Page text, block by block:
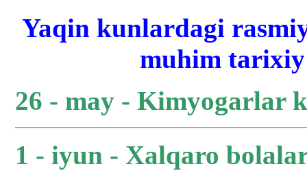
Yaqin kunlardagi
muhim
26 - may - Kimyogarlar
1 - iyun - Xalqaro